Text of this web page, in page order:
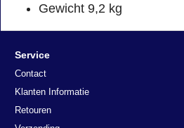
Gewicht 9,2 kg
Service
Contact
Klanten Informatie
Retouren